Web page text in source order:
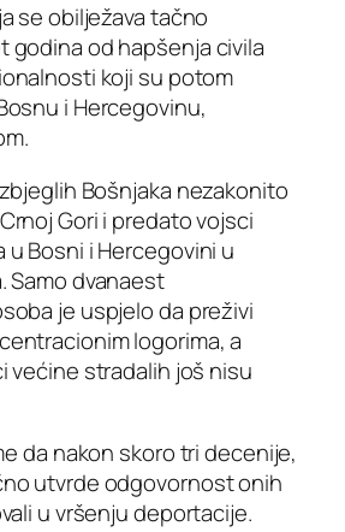
se obilježava tačno
godina od hapšenja civila
koji su potom
i Hercegovinu,
Bošnjaka nezakonito
Gori i predato vojsci
u Bosni i Hercegovini u
Samo dvanaest
je uspjelo da preživi
logorima, a
većine stradalih još nisu
da nakon skoro tri decenije,
utvrde odgovornost onih
u vršenju deportacije.